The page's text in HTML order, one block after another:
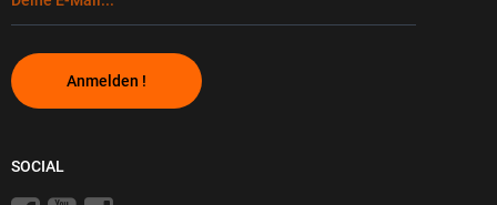
Anmelden !
SOCIAL